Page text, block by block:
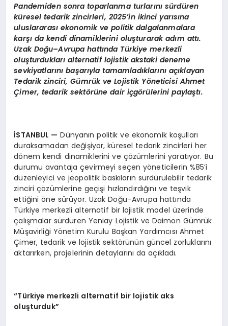
Pandemiden sonra toparlanma turlarını sürdüren
küresel tedarik zincirleri, 2025’in ikinci yarısına
uluslararası ekonomik ve politik dalgalanmalara
karşı da kendi dinamiklerini oluşturarak adım attı.
Uzak Doğu–Avrupa hattında Türkiye merkezli
oluşturdukları alternatif lojistik akstaki deneme
sevkiyatlarını başarıyla tamamladıklarını açıklayan
Tedarik zinciri, Gümrük ve Lojistik Yöneticisi Ahmet
Çimer, tedarik sektörüne dair içgörülerini paylaştı.
İSTANBUL — Dünyanın politik ve ekonomik koşulları
duraksamadan değişiyor, küresel tedarik zincirleri her
dönem kendi dinamiklerini ve çözümlerini yaratıyor. Bu
durumu avantaja çevirmeyi seçen yöneticilerin %85’i
düzenleyici ve jeopolitik baskıların sürdürülebilir tedarik
zinciri çözümlerine geçişi hızlandırdığını ve teşvik
ettiğini öne sürüyor. Uzak Doğu–Avrupa hattında
Türkiye merkezli alternatif bir lojistik model üzerinde
çalışmalar sürdüren Yeniay Lojistik ve Daimon Gümrük
Müşavirliği Yönetim Kurulu Başkan Yardımcısı Ahmet
Çimer, tedarik ve lojistik sektörünün güncel zorluklarını
aktarırken, projelerinin detaylarını da açıkladı.
“Türkiye merkezli alternatif bir lojistik aks
oluşturduk”